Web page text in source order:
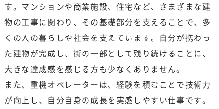
す。マンションや商業施設、住宅など、さまざまな建
物の工事に関わり、その基礎部分を支えることで、多
くの人の暮らしや社会を支えています。自分が携わっ
た建物が完成し、街の一部として残り続けることに、
大きな達成感を感じる方も少なくありません。
また、重機オペレーターは、経験を積むことで技術力
が向上し、自分自身の成長を実感しやすい仕事です。